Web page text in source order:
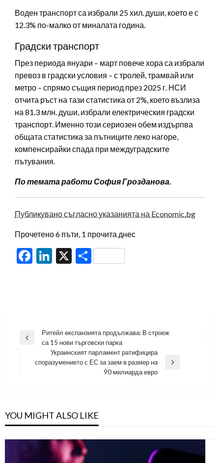
Воден транспорт са избрали 25 хил. души, което е с
12.3% по-малко от миналата година.
Градски транспорт
През периода януари – март повече хора са избрали
превоз в градски условия – с тролей, трамвай или
метро – спрямо същия период през 2025 г. НСИ
отчита ръст на тази статистика от 2%, което възлиза
на 81.3 млн. души, избрали електрическия градски
транспорт. Именно този сериозен обем издърпва
общата статистика за пътниците леко нагоре,
компенсирайки спада при междуградските
пътувания.
По темата работи София Грозданова.
Публикувано съгласно указанията на Economic.bg
Прочетено 6 пъти, 1 прочита днес
Facebook
LinkedIn
X Share
Навигация
Previous
Ритейл експанзията продължава: В строеж
са 15 нови търговски парка
Next
Украинският парламент ратифицира
споразумението с ЕС за заем в размер на
90 милиарда евро
YOU MIGHT ALSO LIKE